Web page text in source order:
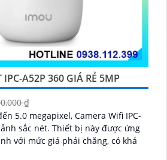
A52P 360 GIÁ RẺ 5MP
₫
5.0 megapixel, Camera Wifi IPC-
bị này được ứng
với mức giá phải chăng, có khả